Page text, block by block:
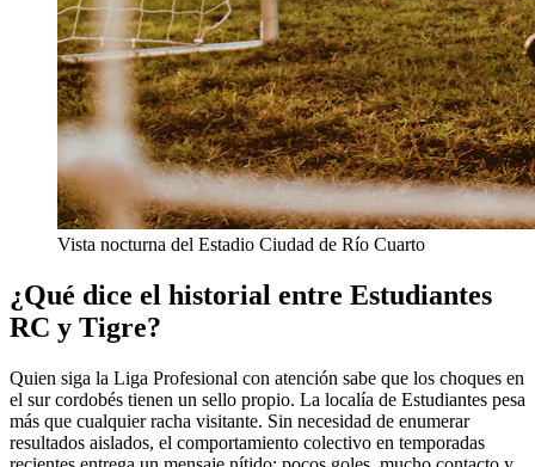
Vista nocturna del Estadio Ciudad de Río Cuarto
¿Qué dice el historial entre Estudiantes
RC y Tigre?
Quien siga la Liga Profesional con atención sabe que los choques en
el sur cordobés tienen un sello propio. La localía de Estudiantes pesa
más que cualquier racha visitante. Sin necesidad de enumerar
resultados aislados, el comportamiento colectivo en temporadas